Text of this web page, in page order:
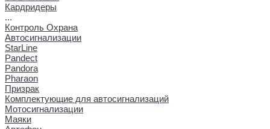
Кардридеры
...
Контроль Охрана
Автосигнализации
StarLine
Pandect
Pandora
Pharaon
Призрак
Комплектующие для автосигнализаций
Мотосигнализации
Маяки